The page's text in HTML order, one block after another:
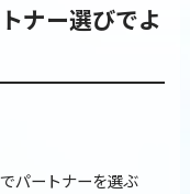
ナー選びでよ
パートナーを選ぶ